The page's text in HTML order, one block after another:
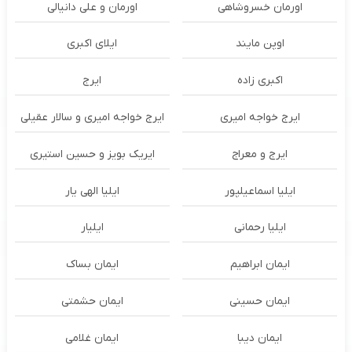
اورمان خسروشاهی اورمان و علی دانیالی
اوپن مایند ايلاى اكبرى
اکبری زاده ایرج
ایرج خواجه امیری ایرج خواجه امیری و سالار عقیلی
ایرج و معراج ایریک بویز و حسین استیری
ایلیا اسماعیلپور ایلیا الهی یار
ایلیا رحمانی ایلیار
ایمان ابراهیم ایمان بساک
ایمان حسینی ایمان حشمتی
ایمان دیبا ایمان غلامی